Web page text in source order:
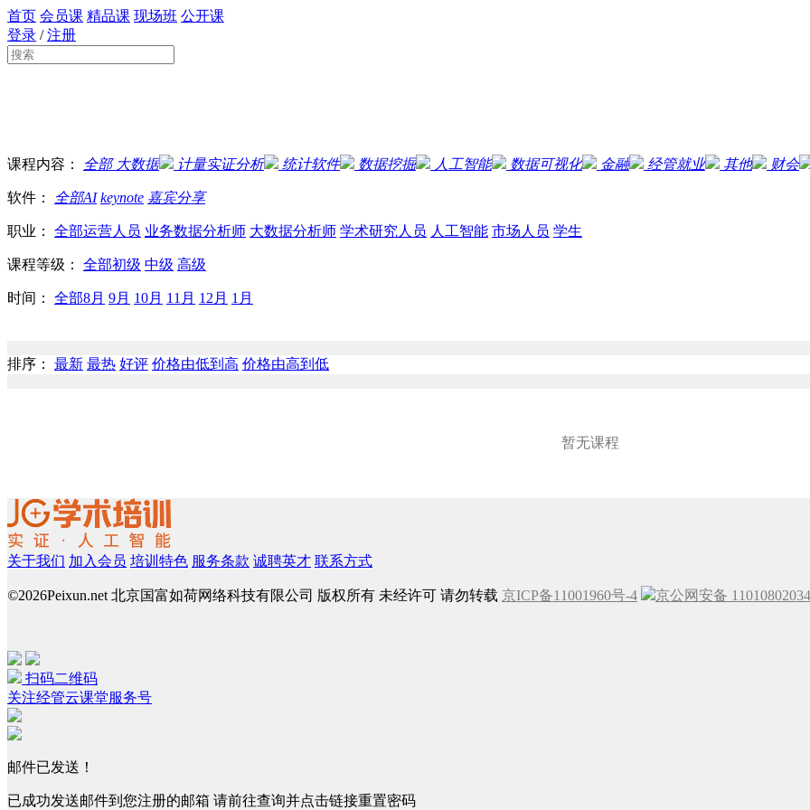
首页 会员课 精品课 现场班 公开课
登录 /注册
课程内容： 全部大数据 计量实证分析 统计软件 数据挖掘 人工智能 数据可视化 金融 经管就业 其他 财会
软件： 全部AI keynote 嘉宾分享
职业： 全部运营人员 业务数据分析师 大数据分析师 学术研究人员 人工智能 市场人员 学生
课程等级： 全部初级 中级 高级
时间： 全部8月 9月 10月 11月 12月 1月
排序： 最新 最热 好评 价格由低到高 价格由高到低
暂无课程
关于我们 加入会员 培训特色 服务条款 诚聘英才 联系方式
©2026Peixun.net 北京国富如荷网络科技有限公司 版权所有 未经许可 请勿转载 京ICP备11001960号-4 京公网安备
扫码二维码
关注经管云课堂服务号
邮件已发送！
已成功发送邮件到您注册的邮箱 请前往查询并点击链接重置密码